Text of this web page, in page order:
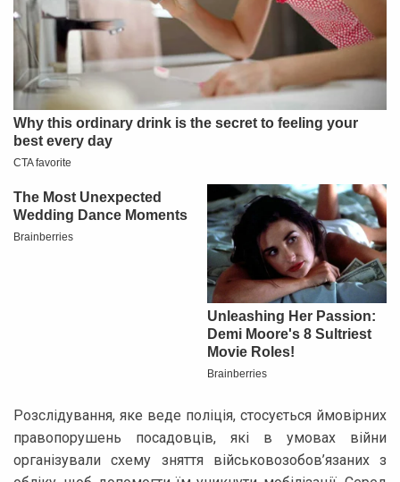
Розслідування, яке веде поліція, стосується ймовірних
правопорушень посадовців, які в умовах війни
організували схему зняття військовозобов’язаних з